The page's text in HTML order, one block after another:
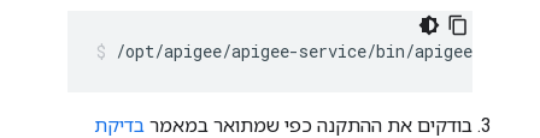
/opt/apigee/apigee-service/bin/apigee-
בודקים את ההתקנה כפי שמתואר במאמר בדיקת